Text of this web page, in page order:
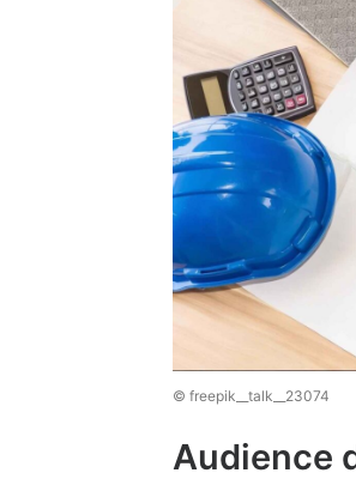
© freepik__talk__23074
Audience